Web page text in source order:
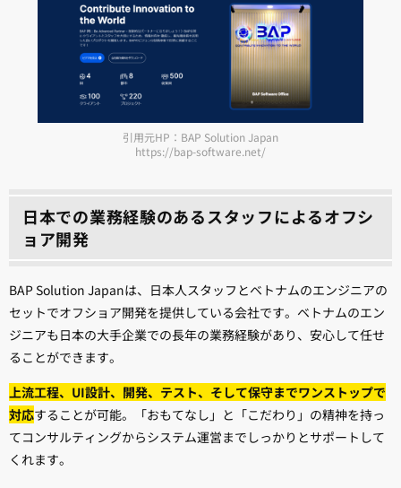
引用元HP：BAP Solution Japan
https://bap-software.net/
日本での業務経験のあるスタッフによるオフシ
ョア開発
BAP Solution Japanは、日本人スタッフとベトナムのエンジニアの
セットでオフショア開発を提供している会社です。ベトナムのエン
ジニアも日本の大手企業での長年の業務経験があり、安心して任せ
ることができます。
上流工程、UI設計、開発、テスト、そして保守までワンストップで
対応することが可能。「おもてなし」と「こだわり」の精神を持っ
てコンサルティングからシステム運営までしっかりとサポートして
くれます。